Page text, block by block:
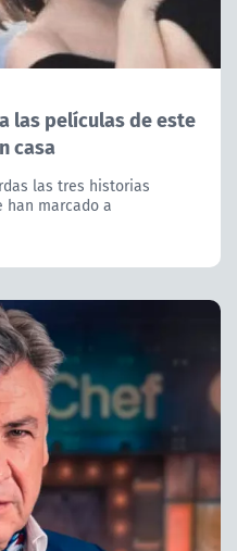
las películas de este
casa
las tres historias
han marcado a